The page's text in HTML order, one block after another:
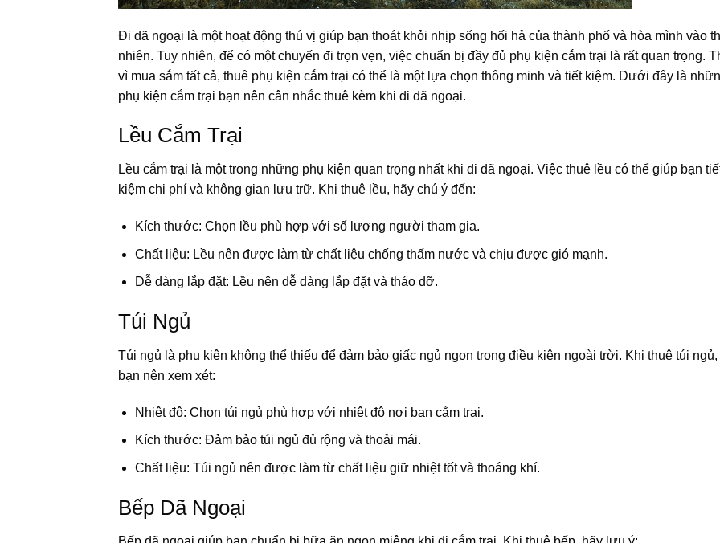
Đi dã ngoại là một hoạt động thú vị giúp bạn thoát khỏi nhịp sống hối hả của thành phố và hòa mình vào
nhiên. Tuy nhiên, để có một chuyến đi trọn vẹn, việc chuẩn bị đầy đủ phụ kiện cắm trại là rất quan trọng.
vì mua sắm tất cả, thuê phụ kiện cắm trại có thể là một lựa chọn thông minh và tiết kiệm. Dưới đây là
phụ kiện cắm trại bạn nên cân nhắc thuê kèm khi đi dã ngoại.
Lều Cắm Trại
Lều cắm trại là một trong những phụ kiện quan trọng nhất khi đi dã ngoại. Việc thuê lều có thể giúp bạn
kiệm chi phí và không gian lưu trữ. Khi thuê lều, hãy chú ý đến:
Kích thước: Chọn lều phù hợp với số lượng người tham gia.
Chất liệu: Lều nên được làm từ chất liệu chống thấm nước và chịu được gió mạnh.
Dễ dàng lắp đặt: Lều nên dễ dàng lắp đặt và tháo dỡ.
Túi Ngủ
Túi ngủ là phụ kiện không thể thiếu để đảm bảo giấc ngủ ngon trong điều kiện ngoài trời. Khi thuê túi ngủ,
bạn nên xem xét:
Nhiệt độ: Chọn túi ngủ phù hợp với nhiệt độ nơi bạn cắm trại.
Kích thước: Đảm bảo túi ngủ đủ rộng và thoải mái.
Chất liệu: Túi ngủ nên được làm từ chất liệu giữ nhiệt tốt và thoáng khí.
Bếp Dã Ngoại